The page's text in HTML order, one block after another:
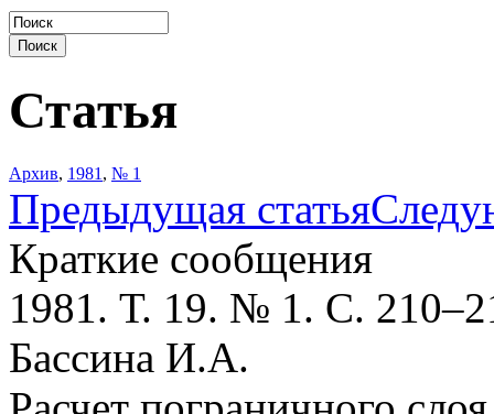
Статья
Архив, 1981 , № 1
Предыдущая статья
Краткие сообщения
1981. Т. 19. № 1. С.
Бассина И.А.